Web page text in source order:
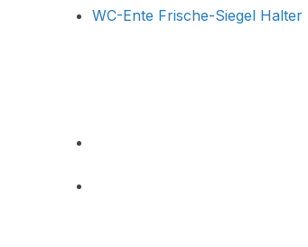
WC-Ente Frische-Siegel Halter